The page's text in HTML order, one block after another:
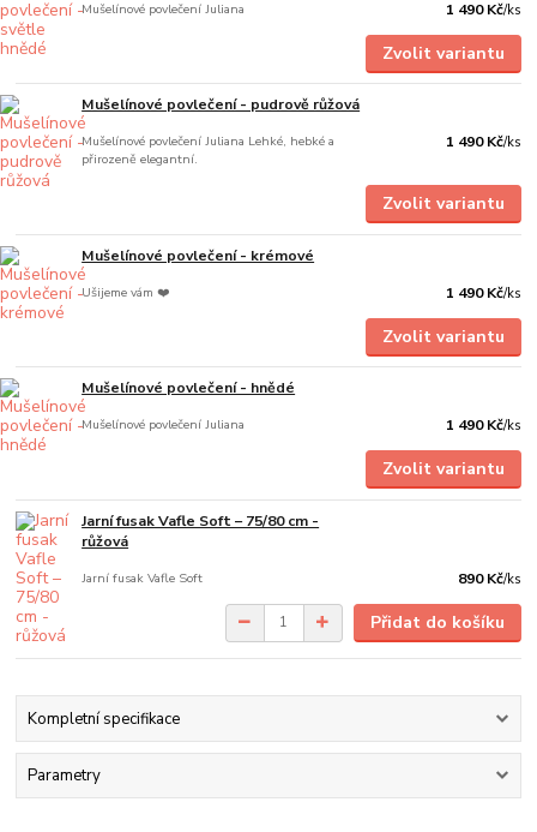
Mušelínové povlečení Juliana 1 490 Kč/ks
Zvolit variantu
Mušelínové povlečení - pudrově růžová
Mušelínové povlečení Juliana Lehké, hebké a
přirozeně elegantní.
1 490 Kč/ks
Zvolit variantu
Mušelínové povlečení - krémové
Ušijeme vám ❤️ 1 490 Kč/ks
Zvolit variantu
Mušelínové povlečení - hnědé
Mušelínové povlečení Juliana 1 490 Kč/ks
Zvolit variantu
Jarní fusak Vafle Soft – 75/80 cm -
růžová
Jarní fusak Vafle Soft 890 Kč/ks
Přidat do košíku
Kompletní specifikace
Parametry